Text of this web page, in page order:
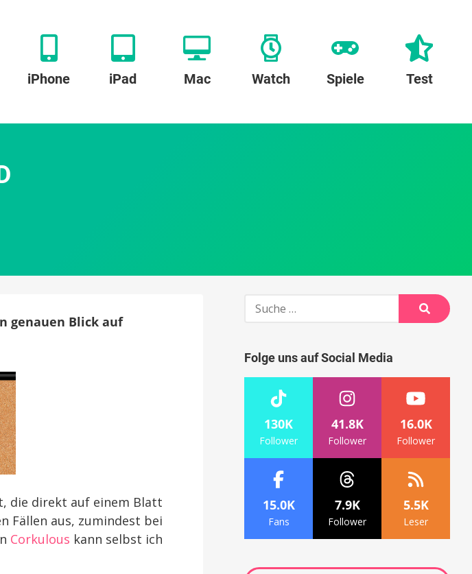
iPhone iPad Mac Watch Spiele Test
genauen Blick auf
die direkt auf einem Blatt
Fällen aus, zumindest bei
Corkulous kann selbst ich
Suche
Suche
Folge uns auf Social Media
130K
Follower
41.8K
Follower
16.0K
Follower
15.0K
Fans
7.9K
Follower
5.5K
Leser